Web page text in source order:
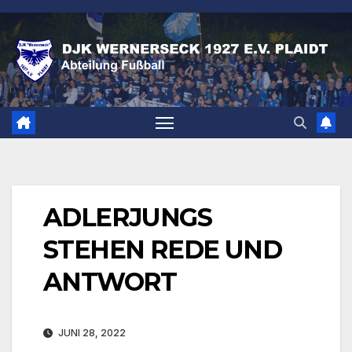
Zum
Inhalt
springen
ADLERJUNGS
STEHEN REDE UND
ANTWORT
JUNI 28, 2022